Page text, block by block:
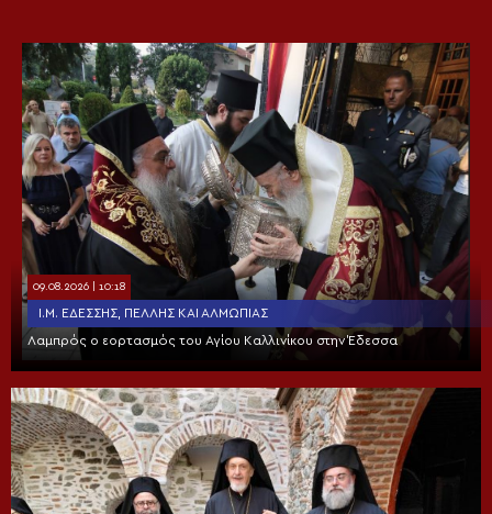
09.08.2026 | 10:18
Ι.Μ. ΕΔΈΣΣΗΣ, ΠΈΛΛΗΣ ΚΑΙ ΑΛΜΩΠΊΑΣ
Λαμπρός ο εορτασμός του Αγίου Καλλινίκου στην Έδεσσα